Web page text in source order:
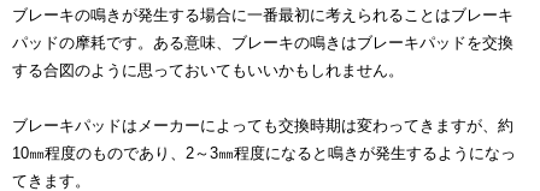
ブレーキの鳴きが発生する場合に一番最初に考えられることはブレーキ
パッドの摩耗です。ある意味、ブレーキの鳴きはブレーキパッドを交換
する合図のように思っておいてもいいかもしれません。
ブレーキパッドはメーカーによっても交換時期は変わってきますが、約
10㎜程度のものであり、2～3㎜程度になると鳴きが発生するようになっ
てきます。